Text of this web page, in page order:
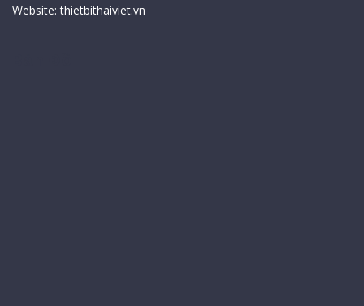
Website:thietbithaiviet.vn